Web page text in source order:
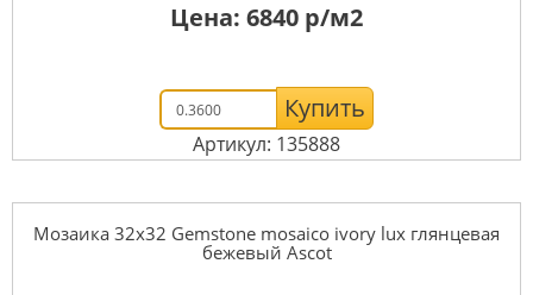
Цена: 6840 р/м2
Купить
Артикул: 135888
Мозаика 32x32 Gemstone mosaico ivory lux глянцевая
бежевый Ascot